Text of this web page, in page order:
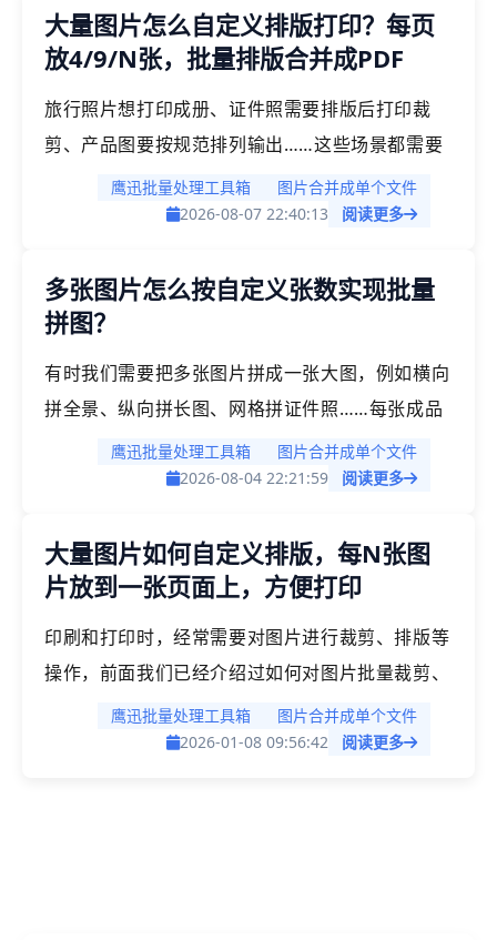
幻灯片，所有图片一次性处理完成，可直接用于演
示汇报。
大量图片怎么自定义排版打印？每页
放4/9/N张，批量排版合并成PDF
旅行照片想打印成册、证件照需要排版后打印裁
剪、产品图要按规范排列输出……这些场景都需要
将多张图片排到同一页面上。如果手动在PS里一
张张拖拽排列，几百张图片光对齐位置、调整间距
将大量图片按自定义数量排版合并为PDF，每页可
设置放4张、6张、9张或任意数量，纸张方向、边
鹰迅批量处理工具箱
图片合并成单个文件
2026-08-07 22:40:13
阅读更多
多张图片怎么按自定义张数实现批量
拼图？
有时我们需要把多张图片拼成一张大图，例如横向
拼全景、纵向拼长图、网格拼证件照……每张成品
图的拼接数量都可以自定义。「鹰迅批量处理工具
箱」支持批量将多张图片按自定义张数拼接成一张
一张独立拼接图，输出保持原图清晰度，实现批量
合成图片。
鹰迅批量处理工具箱
图片合并成单个文件
2026-08-04 22:21:59
阅读更多
大量图片如何自定义排版，每N张图
片放到一张页面上，方便打印
印刷和打印时，经常需要对图片进行裁剪、排版等
操作，前面我们已经介绍过如何对图片批量裁剪、
旋转等操作，那么如果我们对大量的图片进行排版
时该如何快速操作呢？今天介绍的这个方法，我们
鹰迅批量处理工具箱
图片合并成单个文件
2026-01-08 09:56:42
阅读更多